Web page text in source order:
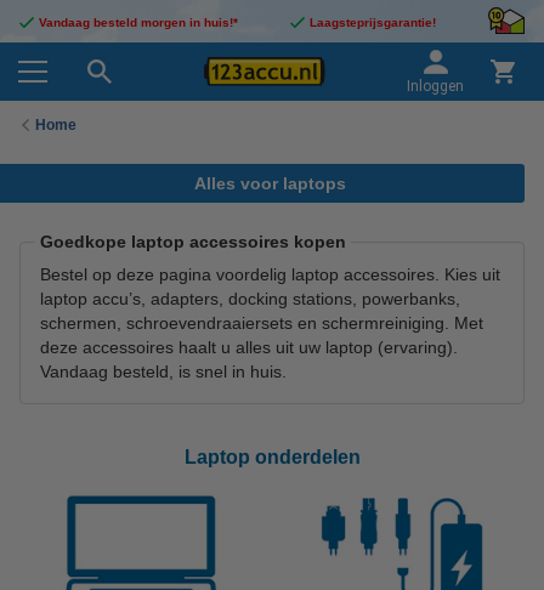
Vandaag besteld morgen in huis!* Laagsteprijsgarantie!
Inloggen
Home
Alles voor laptops
Goedkope laptop accessoires kopen
Bestel op deze pagina voordelig laptop accessoires. Kies uit
laptop accu’s, adapters, docking stations, powerbanks,
schermen, schroevendraaiersets en schermreiniging. Met
deze accessoires haalt u alles uit uw laptop (ervaring).
Vandaag besteld, is snel in huis.
Laptop onderdelen